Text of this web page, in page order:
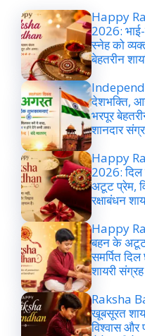
Happy
2026:
स्नेह को
बेहतरीन
देशभक्ति,
भरपूर
शानदार
Happy
2026: दिल
अटूट प्रेम,
रक्षाबंधन
Happy
बहन के अटूट
समर्पित
शायरी संग्रह
Raksha
खूबसूरत
विश्वास और